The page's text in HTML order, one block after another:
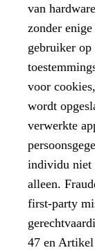
van
zonder
gebruiker
voor
wordt
verwerkte
individu niet
alleen.
first-party
47 en